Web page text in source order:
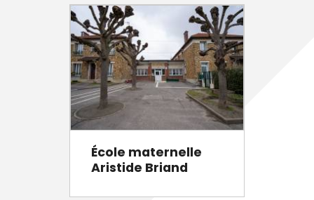
École maternelle
Aristide Briand